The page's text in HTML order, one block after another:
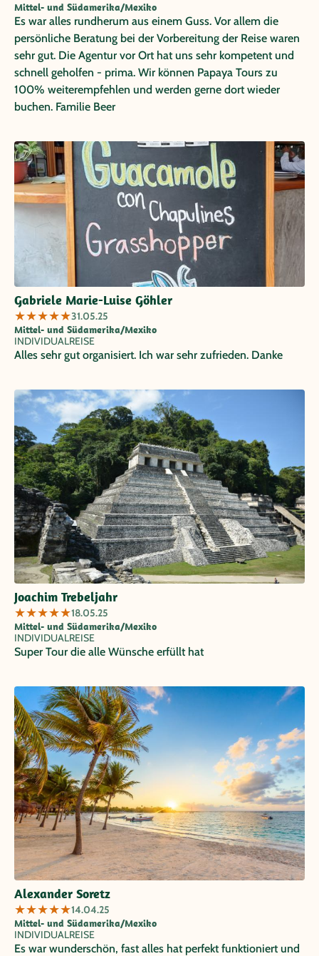
Mittel- und Südamerika/Mexiko
Es war alles rundherum aus einem Guss. Vor allem die
persönliche Beratung bei der Vorbereitung der Reise waren
sehr gut. Die Agentur vor Ort hat uns sehr kompetent und
schnell geholfen - prima. Wir können Papaya Tours zu
100% weiterempfehlen und werden gerne dort wieder
buchen. Familie Beer
Gabriele Marie-Luise Göhler
★★★★★31.05.25
Mittel- und Südamerika/Mexiko
INDIVIDUALREISE
Alles sehr gut organisiert. Ich war sehr zufrieden. Danke
Joachim Trebeljahr
★★★★★18.05.25
Mittel- und Südamerika/Mexiko
INDIVIDUALREISE
Super Tour die alle Wünsche erfüllt hat
Alexander Soretz
★★★★★14.04.25
Mittel- und Südamerika/Mexiko
INDIVIDUALREISE
Es war wunderschön, fast alles hat perfekt funktioniert und